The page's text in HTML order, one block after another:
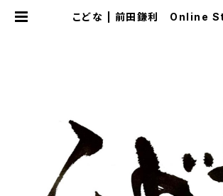
こどな | 前田鎌利 Online